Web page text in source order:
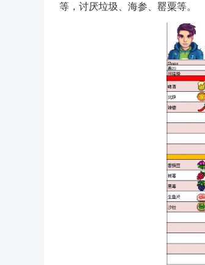
等，讨厌垃圾、海参、罂粟等。